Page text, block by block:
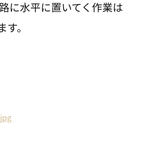
に水平に置いてく作業は
。